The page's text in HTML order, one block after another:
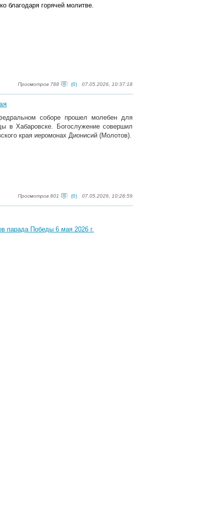
благодаря горячей молитве.
Просмотров 788 (0) 07.05.2026, 10:37:18
соборе прошел молебен для
в Хабаровске. Богослужение совершил
края иеромонах Дионисий (Молотов).
Просмотров 801 (0) 07.05.2026, 10:28:59
парада Победы 6 мая 2026 г.